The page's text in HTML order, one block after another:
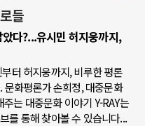
들
다?...유시민 허지웅까지,
터 허지웅까지, 비루한 평론
화평론가 손희정, 대중문화
는 대중문화 이야기 Y-RAY는
를 통해 찾아볼 수 있습니다...